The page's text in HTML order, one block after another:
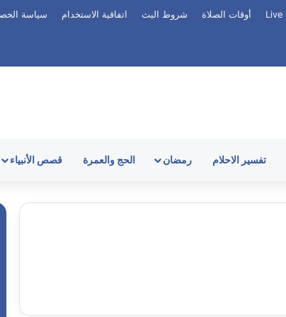
أوقات الصلاة شروط البث اتفاقية الاستخدام سياسة
تفسير الاحلام رمضان الحج والعمرة قصص الأنبياء